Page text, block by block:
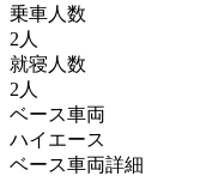
乗車人数
2人
就寝人数
2人
ベース車両
ハイエース
ベース車両詳細